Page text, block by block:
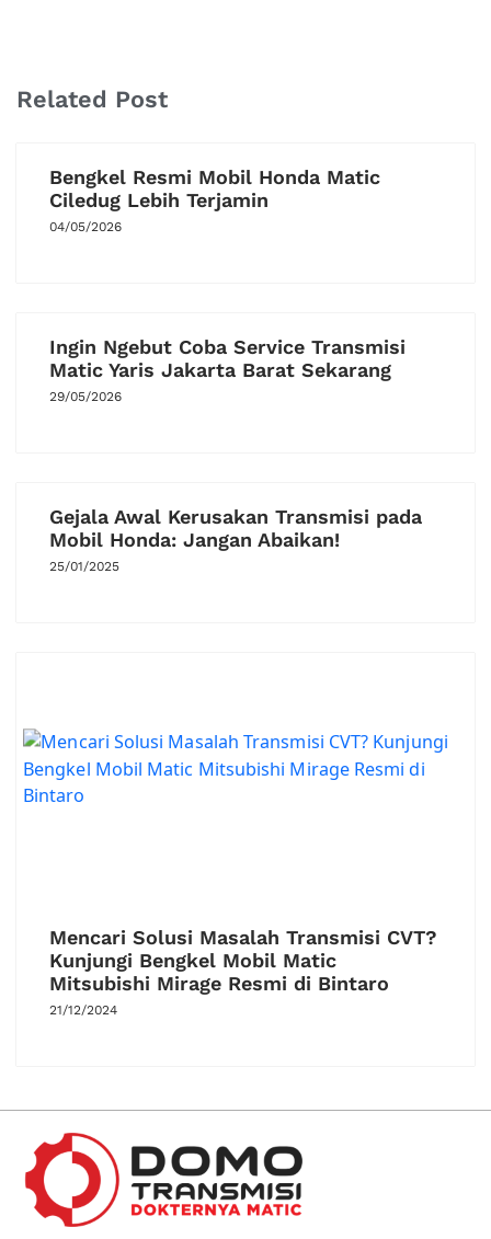
Related Post
Bengkel Resmi Mobil Honda Matic
Ciledug Lebih Terjamin
04/05/2026
Ingin Ngebut Coba Service Transmisi
Matic Yaris Jakarta Barat Sekarang
29/05/2026
Gejala Awal Kerusakan Transmisi pada
Mobil Honda: Jangan Abaikan!
25/01/2025
Mencari Solusi Masalah Transmisi CVT?
Kunjungi Bengkel Mobil Matic
Mitsubishi Mirage Resmi di Bintaro
21/12/2024